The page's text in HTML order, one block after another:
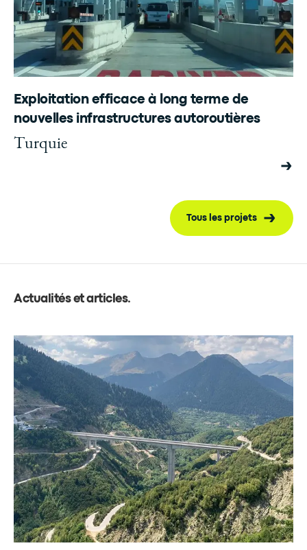
Exploitation efficace à long terme de
nouvelles infrastructures autoroutières
Turquie
Tous les projets
Actualités et articles.